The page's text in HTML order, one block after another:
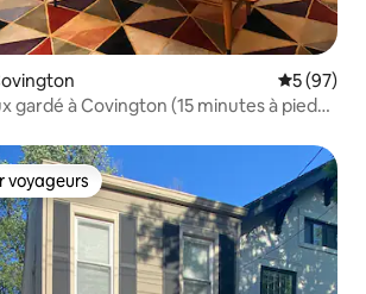
Note
5 (97)
gardé à Covington (15 minutes à pied
parmi les plus aimés
voyageurs